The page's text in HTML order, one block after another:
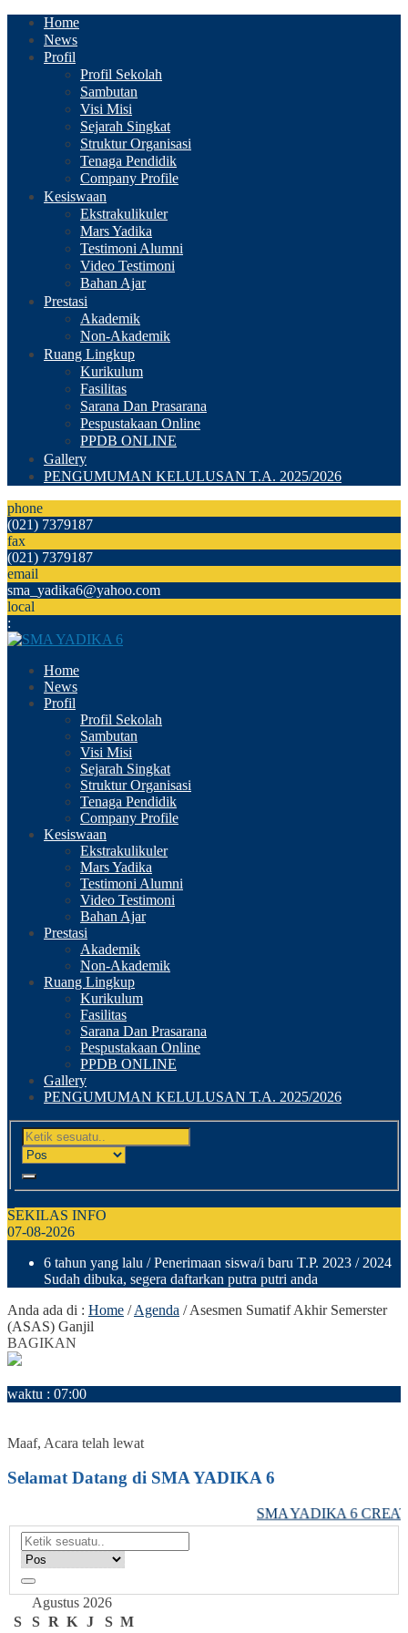
Home
News
Profil
Profil Sekolah
Sambutan
Visi Misi
Sejarah Singkat
Struktur Organisasi
Tenaga Pendidik
Company Profile
Kesiswaan
Ekstrakulikuler
Mars Yadika
Testimoni Alumni
Video Testimoni
Bahan Ajar
Prestasi
Akademik
Non-Akademik
Ruang Lingkup
Kurikulum
Fasilitas
Sarana Dan Prasarana
Pespustakaan Online
PPDB ONLINE
Gallery
PENGUMUMAN KELULUSAN T.A. 2025/2026
phone
(021) 7379187
fax
(021) 7379187
email
sma_yadika6@yahoo.com
local
:
Home
News
Profil
Profil Sekolah
Sambutan
Visi Misi
Sejarah Singkat
Struktur Organisasi
Tenaga Pendidik
Company Profile
Kesiswaan
Ekstrakulikuler
Mars Yadika
Testimoni Alumni
Video Testimoni
Bahan Ajar
Prestasi
Akademik
Non-Akademik
Ruang Lingkup
Kurikulum
Fasilitas
Sarana Dan Prasarana
Pespustakaan Online
PPDB ONLINE
Gallery
PENGUMUMAN KELULUSAN T.A. 2025/2026
SEKILAS INFO
07-08-2026
6 tahun yang lalu / Penerimaan siswa/i baru T.P. 2023 / 2024
Sudah dibuka, segera daftarkan putra putri anda
Anda ada di : Home /Agenda /Asesmen Sumatif Akhir Semerster
(ASAS) Ganjil
BAGIKAN
waktu : 07:00
Maaf, Acara telah lewat
Selamat Datang di SMA YADIKA 6
SMA YADIKA 6
Agustus 2026
S
S R K J S M